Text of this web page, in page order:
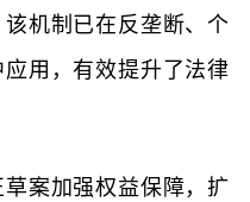
机制已在反垄断、个
用，有效提升了法律
案加强权益保障，扩